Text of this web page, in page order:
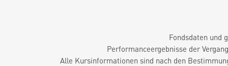
Fondsdaten und
Performanceergebnisse der
Alle Kursinformationen sind nach den